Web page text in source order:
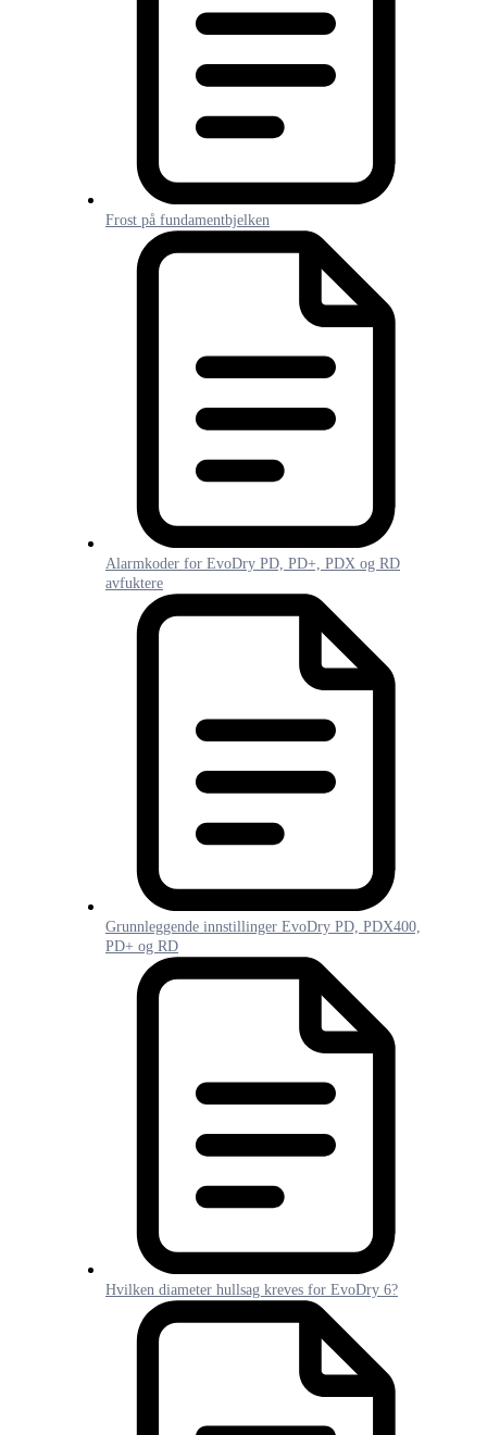
Frost på fundamentbjelken
Alarmkoder for EvoDry PD, PD+, PDX og RD
avfuktere
Grunnleggende innstillinger EvoDry PD, PDX400,
PD+ og RD
Hvilken diameter hullsag kreves for EvoDry 6?